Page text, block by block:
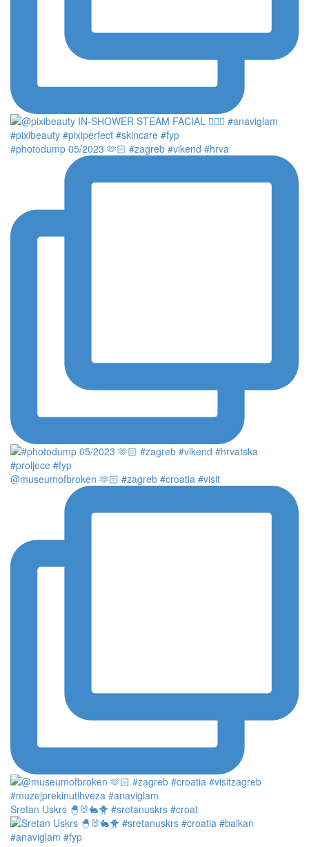
#photodump 05/2023 🫶🏻 #zagreb #vikend #hrva
@museumofbroken 🫶🏻 #zagreb #croatia #visit
Sretan Uskrs 🐣🐰🐇🐥 #sretanuskrs #croat